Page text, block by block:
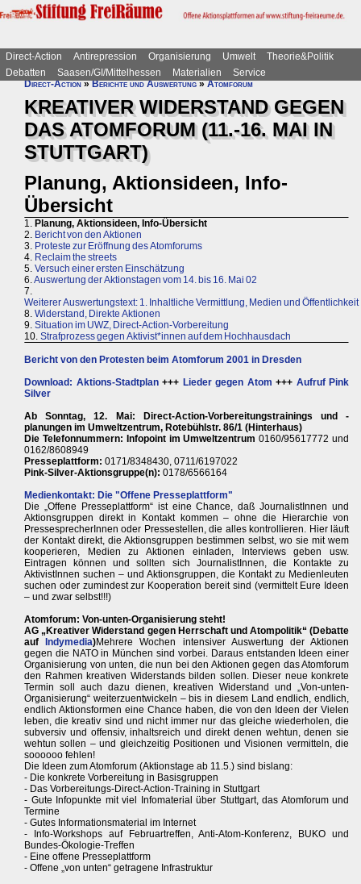
Direct-Action Antirepression Organisierung Umwelt
Theorie&Politik
Debatten
Saasen/GI/Mittelhessen Materialien
Service
Direct-Action»Berichte und Auswertung»Atomforum
KREATIVER WIDERSTAND GEGEN
DAS ATOMFORUM (11.-16. MAI IN
STUTTGART)
Planung, Aktionsideen, Info-
Übersicht
1. Planung, Aktionsideen, Info-Übersicht
2. Bericht von den Aktionen
3. Proteste zur Eröffnung des Atomforums
4. Reclaim the streets
5. Versuch einer ersten Einschätzung
6.Auswertung der Aktionstagen vom 14. bis 16. Mai 02
7.
Weiterer Auswertungstext: 1. Inhaltliche Vermittlung, Medien und Öffentlichkeit
8. Widerstand, Direkte Aktionen
9. Situation im UWZ, Direct-Action-Vorbereitung
10. Strafprozess gegen Aktivist*innen auf dem Hochhausdach
Bericht von den Protesten beim Atomforum 2001 in Dresden
Download: Aktions-Stadtplan+++ Lieder gegen Atom +++ Aufruf Pink
Silver
Ab Sonntag, 12. Mai: Direct-Action-Vorbereitungstrainings und -
planungen im Umweltzentrum, Rotebühlstr. 86/1 (Hinterhaus)
Die Telefonnummern: Infopoint im Umweltzentrum 0160/95617772 und
0162/8608949
Presseplattform: 0171/8348430, 0711/6197022
Pink-Silver-Aktionsgruppe(n): 0178/6566164
Medienkontakt: Die "Offene Presseplattform"
Die „Offene Presseplattform“ ist eine Chance, daß JournalistInnen und
Aktionsgruppen direkt in Kontakt kommen – ohne die Hierarchie von
PressesprecherInnen oder Pressestellen, die alles kontrollieren. Hier läuft
der Kontakt direkt, die Aktionsgruppen bestimmen selbst, wo sie mit wem
kooperieren, Medien zu Aktionen einladen, Interviews geben usw.
Eintragen können und sollten sich JournalistInnen, die Kontakte zu
AktivistInnen suchen – und Aktionsgruppen, die Kontakt zu Medienleuten
suchen oder zumindest zur Kooperation bereit sind (vermittelt Eure Ideen
– und zwar selbst!!!)
Atomforum: Von-unten-Organisierung steht!
AG „Kreativer Widerstand gegen Herrschaft und Atompolitik“ (Debatte
auf
Indymedia)Mehrere Wochen intensiver Auswertung der Aktionen
gegen die NATO in München sind vorbei. Daraus entstanden Ideen einer
Organisierung von unten, die nun bei den Aktionen gegen das Atomforum
den Rahmen kreativen Widerstands bilden sollen. Dieser neue konkrete
Termin soll auch dazu dienen, kreativen Widerstand und „Von-unten-
Organisierung“ weiterzuentwickeln – bis in diesem Land endlich, endlich,
endlich Aktionsformen eine Chance haben, die von den Ideen der Vielen
leben, die kreativ sind und nicht immer nur das gleiche wiederholen, die
subversiv und offensiv, inhaltsreich und direkt denen wehtun, denen sie
wehtun sollen – und gleichzeitig Positionen und Visionen vermitteln, die
soooooo fehlen!
Die Ideen zum Atomforum (Aktionstage ab 11.5.) sind bislang:
- Die konkrete Vorbereitung in Basisgruppen
- Das Vorbereitungs-Direct-Action-Training in Stuttgart
- Gute Infopunkte mit viel Infomaterial über Stuttgart, das Atomforum und
Termine
- Gutes Informationsmaterial im Internet
- Info-Workshops auf Februartreffen, Anti-Atom-Konferenz, BUKO und
Bundes-Ökologie-Treffen
- Eine offene Presseplattform
- Offene „von unten“ getragene Infrastruktur